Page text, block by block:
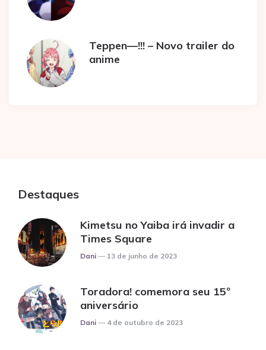
Teppen—!!! – Novo trailer do
anime
Destaques
Kimetsu no Yaiba irá invadir a
Times Square
Posted
Dani 13 de junho de 2023
Toradora! comemora seu 15º
aniversário
Posted
Dani 4 de outubro de 2023